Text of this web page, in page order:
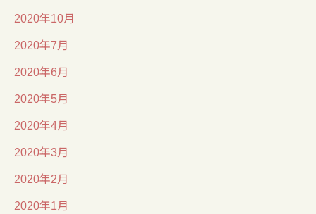
2020年10月
2020年7月
2020年6月
2020年5月
2020年4月
2020年3月
2020年2月
2020年1月